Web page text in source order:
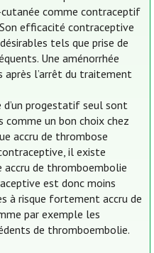
comme contraceptif
efficacité contraceptive
tels que prise de
Une aménorrhée
après l’arrêt du traitement
progestatif seul sont
comme un bon choix chez
accru de thrombose
il existe
de thromboembolie
est donc moins
à risque fortement accru de
par exemple les
de thromboembolie.